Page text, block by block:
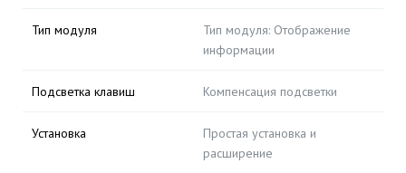
Тип модуля
Тип модуля: Отображение
информации
Подсветка клавиш Компенсация подсветки
Установка
Простая установка и
расширение